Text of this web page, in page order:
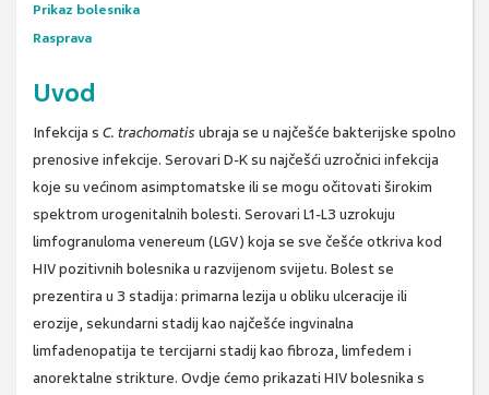
Prikaz bolesnika
Rasprava
Uvod
Infekcija s C. trachomatis ubraja se u najčešće bakterijske spolno
prenosive infekcije. Serovari D-K su najčešći uzročnici infekcija
koje su većinom asimptomatske ili se mogu očitovati širokim
spektrom urogenitalnih bolesti. Serovari L1-L3 uzrokuju
limfogranuloma venereum (LGV) koja se sve češće otkriva kod
HIV pozitivnih bolesnika u razvijenom svijetu. Bolest se
prezentira u 3 stadija: primarna lezija u obliku ulceracije ili
erozije, sekundarni stadij kao najčešće ingvinalna
limfadenopatija te tercijarni stadij kao fibroza, limfedem i
anorektalne strikture. Ovdje ćemo prikazati HIV bolesnika s